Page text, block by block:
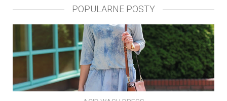
POPULARNE POSTY